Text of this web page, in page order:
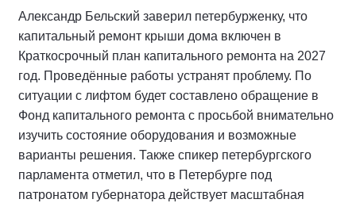
Александр Бельский заверил петербурженку, что
капитальный ремонт крыши дома включен в
Краткосрочный план капитального ремонта на 2027
год. Проведённые работы устранят проблему. По
ситуации с лифтом будет составлено обращение в
Фонд капитального ремонта с просьбой внимательно
изучить состояние оборудования и возможные
варианты решения. Также спикер петербургского
парламента отметил, что в Петербурге под
патронатом губернатора действует масштабная